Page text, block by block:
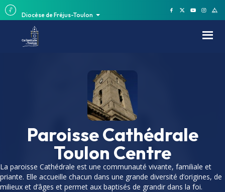
Diocèse de Fréjus-Toulon
Paroisse Cathédrale
Toulon Centre
La paroisse Cathédrale est une communauté vivante, familiale et
priante. Elle accueille chacun dans une grande diversité d’origines, de
milieux et d’âges et permet aux baptisés de grandir dans la foi.